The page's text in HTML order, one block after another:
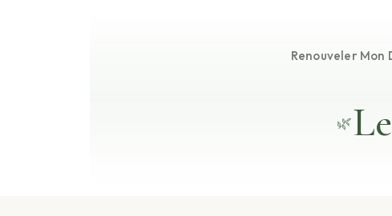
Renouveler Mon
🌿